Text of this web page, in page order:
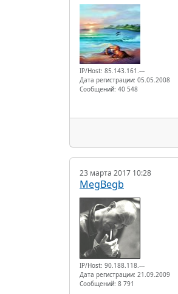
IP/Host: 85.143.161.---
Дата регистрации: 05.05.2008
Сообщений: 40 548
23 марта 2017 10:28
MegBegb
IP/Host: 90.188.118.---
Дата регистрации: 21.09.2009
Сообщений: 8 791